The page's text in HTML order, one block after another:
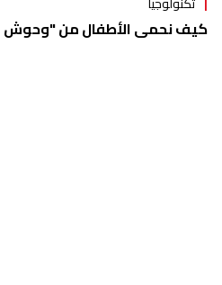
كيف نحمي الأطفال من "وحوش